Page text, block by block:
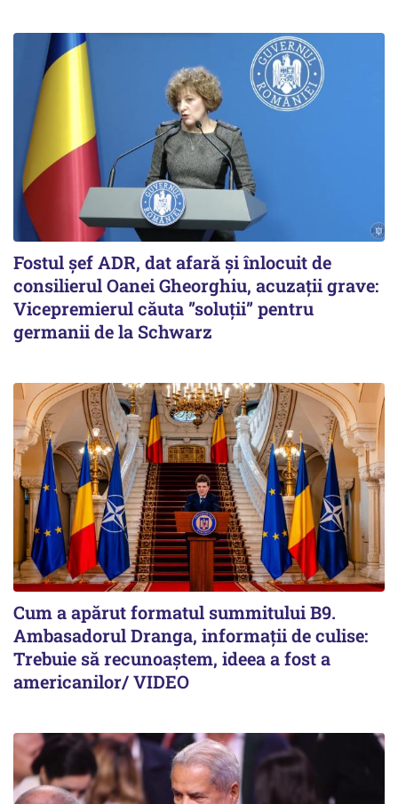
Fostul șef ADR, dat afară și înlocuit de
consilierul Oanei Gheorghiu, acuzații grave:
Vicepremierul căuta ”soluții” pentru
germanii de la Schwarz
Cum a apărut formatul summitului B9.
Ambasadorul Dranga, informații de culise:
Trebuie să recunoaștem, ideea a fost a
americanilor/ VIDEO